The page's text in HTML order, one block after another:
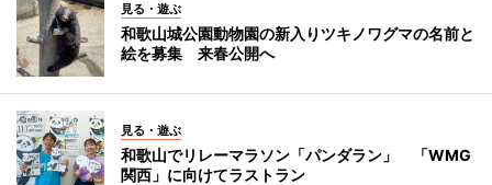
見る・遊ぶ
和歌山城公園動物園の新入りツキノワグマの名前と
絵を募集 来春公開へ
見る・遊ぶ
和歌山でリレーマラソン「パンダラン」 「WMG
関西」に向けてラストラン